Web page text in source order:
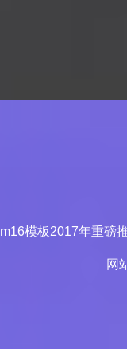
m16模板2017年重磅
网